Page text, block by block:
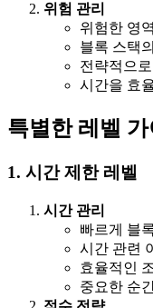
위험 관리
위험한 영
블록 스택
전략적으
시간을 효
특별한 레벨
1. 시간 제한 레벨
시간 관리
빠르게 블
시간 관련
효율적인
중요한 순